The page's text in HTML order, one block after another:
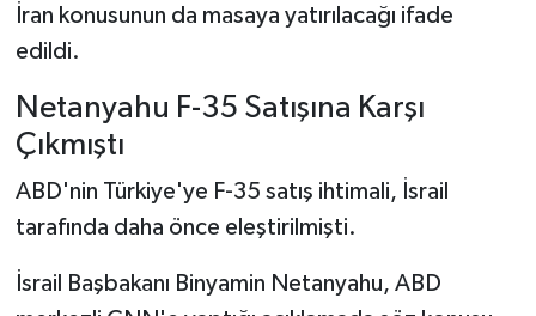
İran konusunun da masaya yatırılacağı ifade
edildi.
Netanyahu F-35 Satışına Karşı
Çıkmıştı
ABD'nin Türkiye'ye F-35 satış ihtimali, İsrail
tarafında daha önce eleştirilmişti.
İsrail Başbakanı Binyamin Netanyahu, ABD